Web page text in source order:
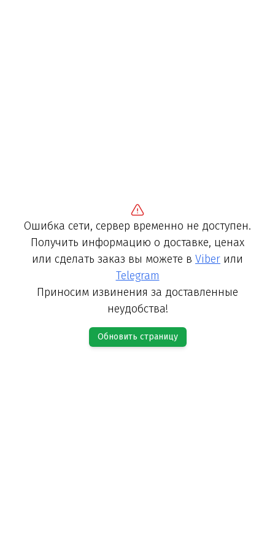
Ошибка сети, сервер временно не доступен.
Получить информацию о доставке, ценах
или сделать заказ вы можете в Viber или
Telegram
Приносим извинения за доставленные
неудобства!
Обновить страницу